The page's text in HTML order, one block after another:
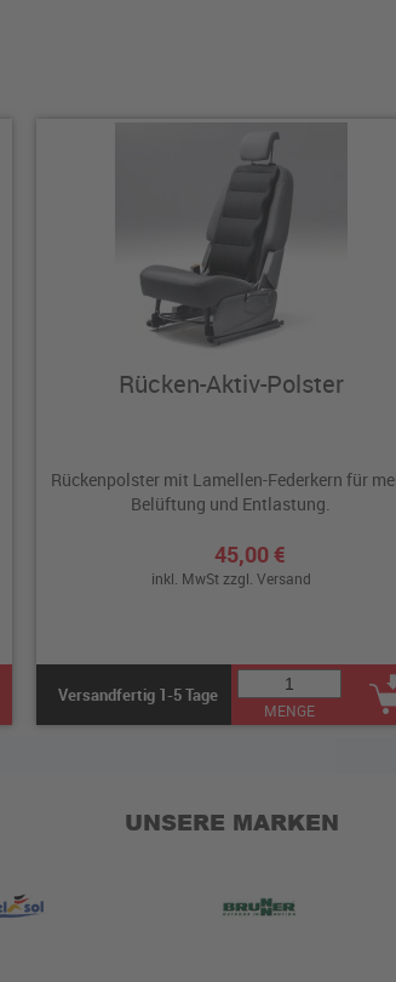
Rücken-Aktiv-Polster
Rückenpolster mit Lamellen-Federkern für
Belüftung und Entlastung.
45,00 €
inkl. MwSt zzgl. Versand
Versandfertig 1-5 Tage
MENGE
UNSERE MARKEN